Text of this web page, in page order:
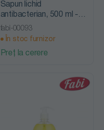
Sapun lichid
antibacterian, 500 ml -
Fabi
fabi-00093
În stoc furnizor
Preț la cerere